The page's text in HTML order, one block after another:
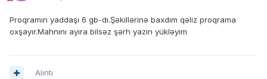
Proqramın yaddaşı 6 gb-dı.Şəkillərinə baxdım qəliz proqrama
oxşayır.Mahnını ayıra bilsəz şərh yazın yükləyim
Alıntı